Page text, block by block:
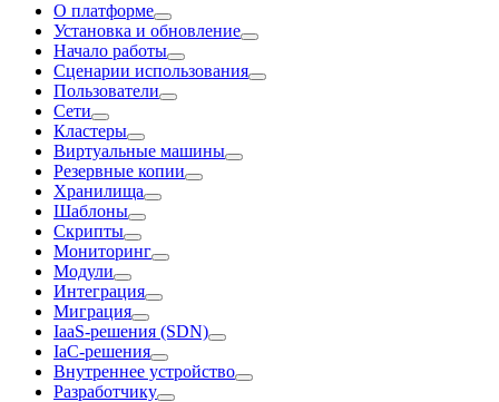
О платформе
Установка и обновление
Начало работы
Сценарии использования
Пользователи
Сети
Кластеры
Виртуальные машины
Резервные копии
Хранилища
Шаблоны
Скрипты
Мониторинг
Модули
Интеграция
Миграция
IaaS-решения (SDN)
IaC-решения
Внутреннее устройство
Разработчику